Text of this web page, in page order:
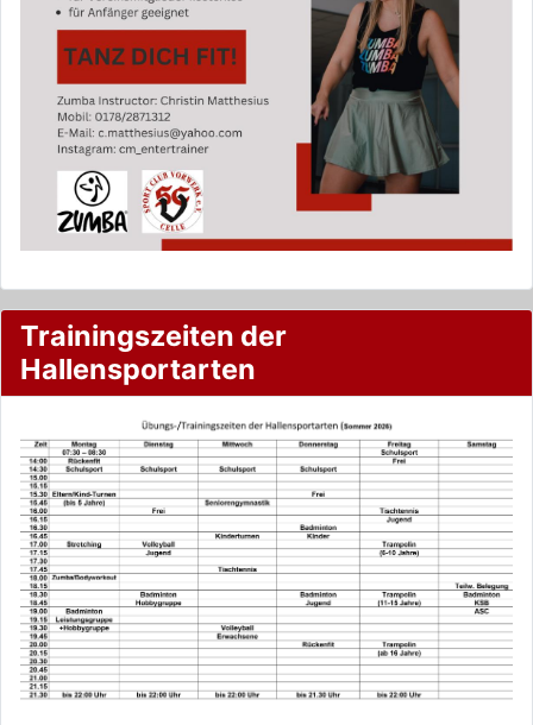
Trainingszeiten der
Hallensportarten